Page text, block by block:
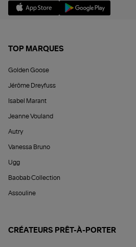
TOP MARQUES
Golden Goose
Jérôme Dreyfuss
Isabel Marant
Jeanne Vouland
Autry
Vanessa Bruno
Ugg
Baobab Collection
Assouline
CRÉATEURS PRÊT-À-PORTER